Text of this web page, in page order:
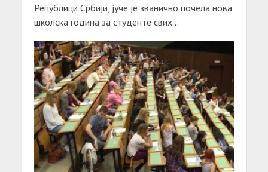
Републици Србији, јуче је званично почела нова
школска година за студенте свих...